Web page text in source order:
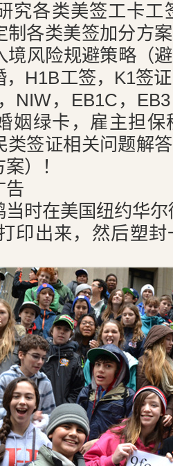
究各类美签工卡工
制各类美签加分方
境风险规避策略（
，H1B工签，K1签
NIW，EB1C，
姻绿卡，雇主担
类签证相关问题解
）！
告
当时在美国纽约华
印出来，然后塑